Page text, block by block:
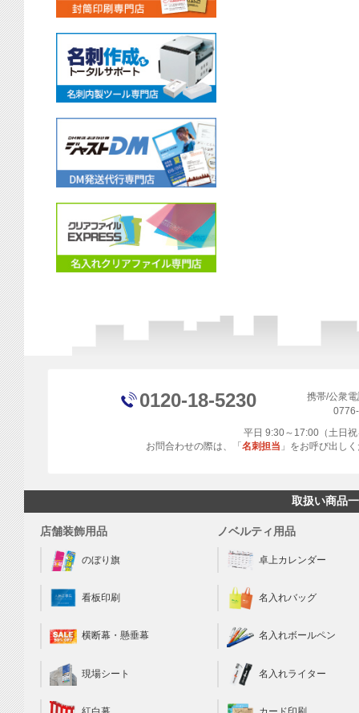
0120-18-5230
携帯/公衆
平日 9:30～17:00（土日
お問合わせの際は、「名刺担当 」をお呼び出し
取扱い商品
店舗装飾用品
のぼり旗
看板印刷
横断幕・懸垂幕
現場シート
ノベルティ用品
卓上カレンダー
名入れバッグ
名入れボールペン
名入れライター